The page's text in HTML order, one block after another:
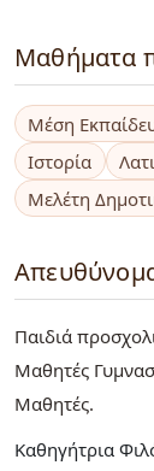
Μαθήματα
Μέση
Ιστορία
Μελέτη
Παιδιά
Μαθητές
Μαθητές
Καθηγήτρια